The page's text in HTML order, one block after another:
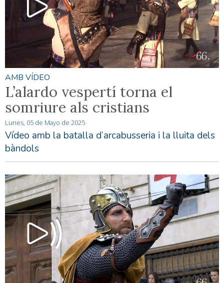
AMB VÍDEO
L’alardo vespertí torna el
somriure als cristians
Lunes, 05 de Mayo de 2025
Vídeo amb la batalla d’arcabusseria i la lluita dels
bàndols